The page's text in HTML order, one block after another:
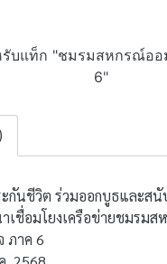
รับแท็ก "ชมรมสหกรณ์ออ
6"
กันชีวิต ร่วมออกบูธและสนั
เชื่อมโยงเครือข่ายชมรม
ภาค 6